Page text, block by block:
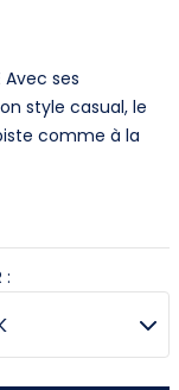
Avec ses
style casual, le
comme à la
: